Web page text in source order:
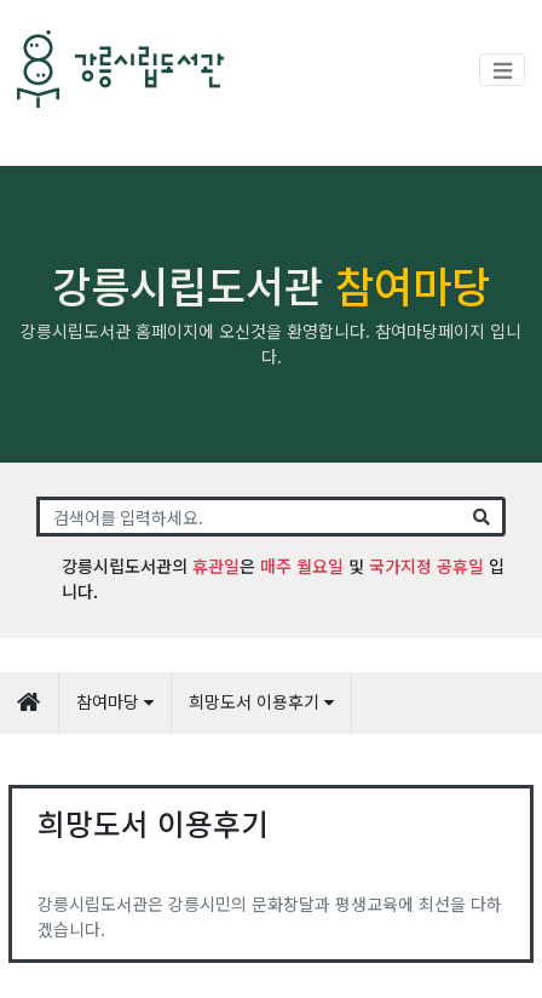
강릉시립도서관 참여마당
강릉시립도서관 홈페이지에 오신것을 환영합니다. 참여마당페이지 입니
다.
강릉시립도서관의 휴관일은 매주 월요일 및 국가지정 공휴일 입
니다.
참여마당 희망도서 이용후기
희망도서 이용후기
강릉시립도서관은 강릉시민의 문화창달과 평생교육에 최선을 다하
겠습니다.